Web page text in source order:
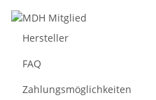
Hersteller
FAQ
Zahlungsmöglichkeiten